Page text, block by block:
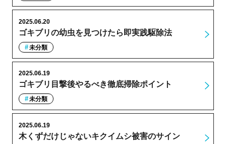
ゴキブリの幼虫を見つけたら即実践駆除法
2025.06.20
未分類
ゴキブリ目撃後やるべき徹底掃除ポイント
2025.06.19
未分類
木くずだけじゃないキクイムシ被害のサイン
2025.06.19